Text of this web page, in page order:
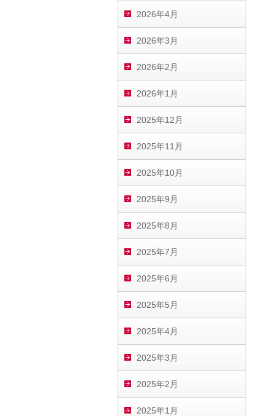
2026年4月
2026年3月
2026年2月
2026年1月
2025年12月
2025年11月
2025年10月
2025年9月
2025年8月
2025年7月
2025年6月
2025年5月
2025年4月
2025年3月
2025年2月
2025年1月